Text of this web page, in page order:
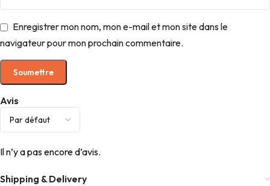
Avis
Il n’y a pas encore d’avis.
Enregistrer mon nom, mon e-mail et mon site dans le
navigateur pour mon prochain commentaire.
Shipping & Delivery